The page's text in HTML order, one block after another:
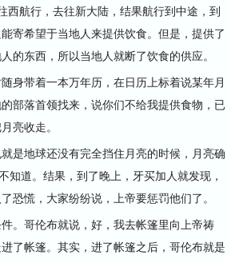
航行，去往新大陆，结果航行到中途，到
寄希望于当地人来提供饮食。但是，提供了
东西，所以当地人就断了饮食的供应。
带着一本万年历，在日历上标着说某年月
部落首领找来，说你们不给我提供食物，已
亮收走。
地球还没有完全挡住月亮的时候，月亮确
知道。结果，到了晚上，牙买加人就发现，
恐慌，大家纷纷说，上帝要惩罚他们了。
哥伦布就说，好，我去帐篷里向上帝祷
了帐篷。其实，进了帐篷之后，哥伦布就是